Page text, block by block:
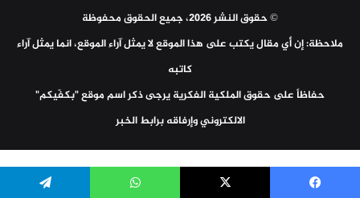
© حقوق النشر 2026، جميع الحقوق محفوظة
ملاحظة: إن أي مقال يكتب على هذا الموقع لا يمثل آراء الموقع، انما يمثل آراء
كاتبه
حفاظاً على حقوق الملكية الفكرية يرجى ذكر اسم موقع "بكفّيكم"
الالكتروني وإرفاقه برابط الخبر
Social Media Auto Publish Powered By :XYZScripts.com